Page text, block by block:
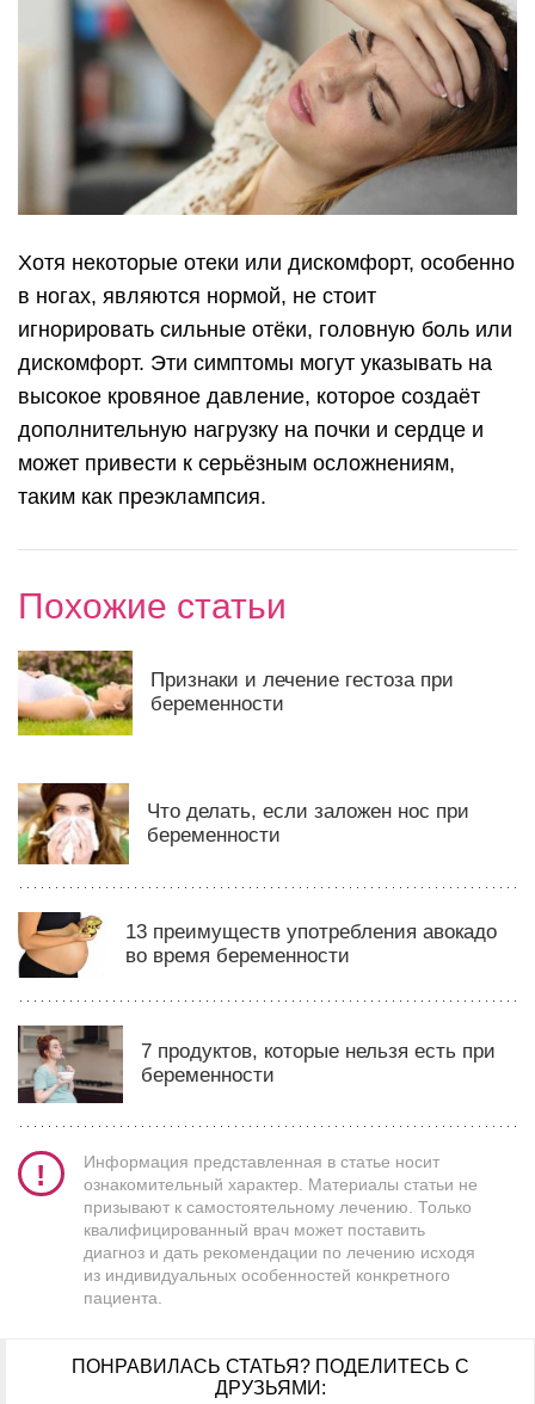
Хотя некоторые отеки или дискомфорт, особенно
в ногах, являются нормой, не стоит
игнорировать сильные отёки, головную боль или
дискомфорт. Эти симптомы могут указывать на
высокое кровяное давление, которое создаёт
дополнительную нагрузку на почки и сердце и
может привести к серьёзным осложнениям,
таким как преэклампсия.
Похожие статьи
Признаки и лечение гестоза при
беременности
Что делать, если заложен нос при
беременности
13 преимуществ употребления авокадо
во время беременности
7 продуктов, которые нельзя есть при
беременности
Информация представленная в статье носит
ознакомительный характер. Материалы статьи не
призывают к самостоятельному лечению. Только
квалифицированный врач может поставить
диагноз и дать рекомендации по лечению исходя
из индивидуальных особенностей конкретного
пациента.
ПОНРАВИЛАСЬ СТАТЬЯ? ПОДЕЛИТЕСЬ С
ДРУЗЬЯМИ: